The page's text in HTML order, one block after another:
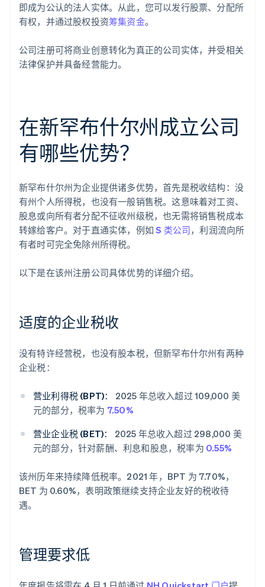
即成为公认的法人实体。从此，您可以发行股票、分配所
有权，并通过股权投资筹集资金。
公司注册可将商业创意转化为真正的公司实体，并受相关
法律保护并具备经营能力。
在新罕布什尔州成立公司
有哪些优势？
新罕布什尔州为企业提供诸多优势，首先是税收结构：没
有州个人所得税，也没有一般销售税。这意味着对工资、
股息或向所有者分配不征收州级税，也无需将销售税成本
转嫁给客户。对于直通实体，例如S 类公司，利润流向所
有者时可完全免除州所得税。
以下是在该州注册公司具体优势的详细介绍。
适度的企业税收
没有特许经营税，也没有股本税，但新罕布什尔州有两种
企业税：
营业利得税 (BPT)：
2025 年总收入超过 109,000 美
元的部分，税率为 7.50%
营业企业税 (BET)：
2025 年总收入超过 298,000 美
元的部分，针对薪酬、利息和股息，税率为 0.55%
该州历年来持续降低税率。2021 年，BPT 为 7.70%，
BET 为 0.60%，表明政策继续支持企业友好的税收待
遇。
管理要求低